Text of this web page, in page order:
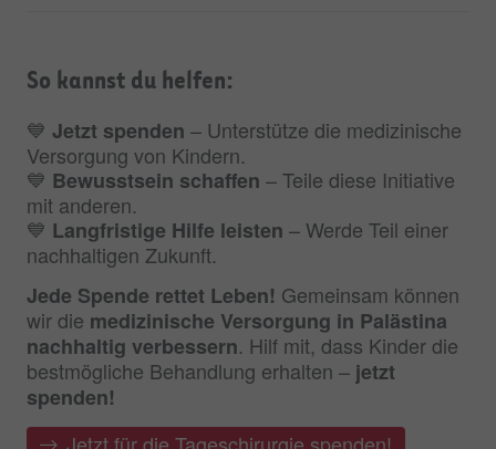
So kannst du helfen:
💙 Jetzt spenden – Unterstütze die medizinische
Versorgung von Kindern.
💙 Bewusstsein schaffen – Teile diese Initiative
mit anderen.
💙 Langfristige Hilfe leisten – Werde Teil einer
nachhaltigen Zukunft.
Jede Spende rettet Leben! Gemeinsam können
wir die medizinische Versorgung in Palästina
nachhaltig verbessern. Hilf mit, dass Kinder die
bestmögliche Behandlung erhalten – jetzt
spenden!